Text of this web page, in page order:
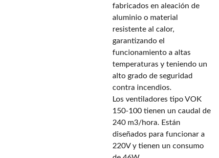
fabricados en aleación de
aluminio o material
resistente al calor,
garantizando el
funcionamiento a altas
temperaturas y teniendo un
alto grado de seguridad
contra incendios.
Los ventiladores tipo VOK
150-100 tienen un caudal de
240 m3/hora. Están
diseñados para funcionar a
220V y tienen un consumo